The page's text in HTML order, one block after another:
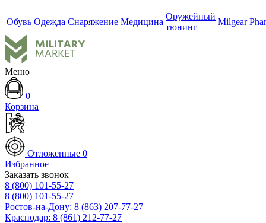
Обувь Одежда Снаряжение Медицина
Оружейный
тюнинг
Milgear
Меню
0
Корзина
Отложенные 0
Избранное
Заказать звонок
8 (800) 101-55-27
8 (800) 101-55-27
Ростов-на-Дону: 8 (863) 207-77-27
Краснодар: 8 (861) 212-77-27